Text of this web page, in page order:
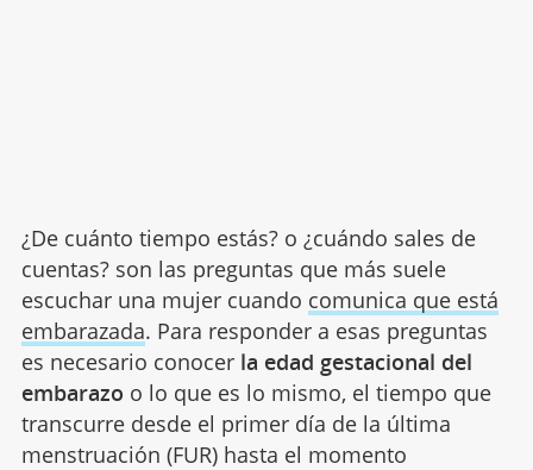
¿De cuánto tiempo estás? o ¿cuándo sales de
cuentas? son las preguntas que más suele
escuchar una mujer cuando comunica que está
embarazada. Para responder a esas preguntas
es necesario conocerla edad gestacional del
embarazo o lo que es lo mismo, el tiempo que
transcurre desde el primer día de la última
menstruación (FUR) hasta el momento